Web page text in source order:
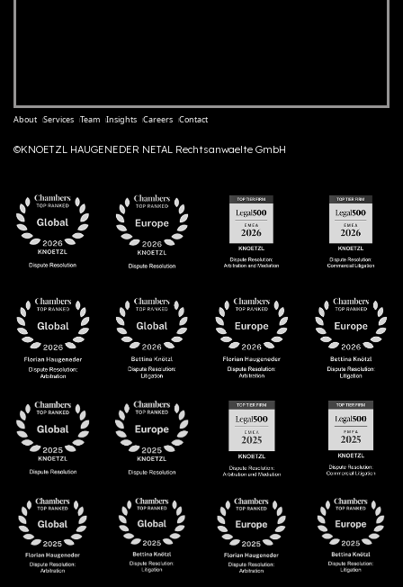
About Services Team Insights Careers Contact
©KNOETZL HAUGENEDER NETAL Rechtsanwaelte GmbH